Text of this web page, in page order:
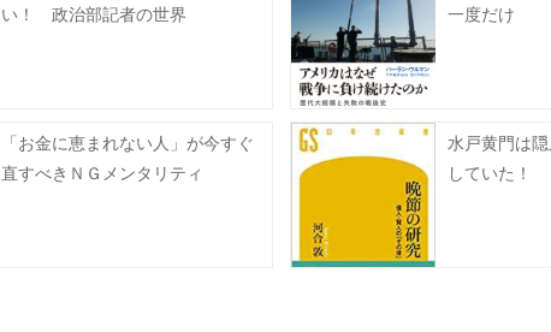
い！ 政治部記者の世界
一度だけ
「お金に恵まれない人」が今すぐ
直すべきＮＧメンタリティ
水戸黄門は
していた！